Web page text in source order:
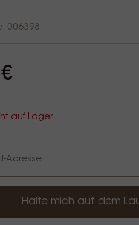
006398
auf Lager
Halte mich auf dem